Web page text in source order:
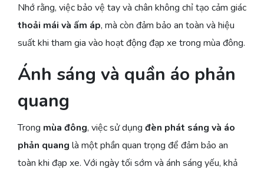
Nhớ rằng, việc bảo vệ tay và chân không chỉ tạo cảm giác
thoải mái và ấm áp, mà còn đảm bảo an toàn và hiệu
suất khi tham gia vào hoạt động đạp xe trong mùa đông.
Ánh sáng và quần áo phản
quang
Trong mùa đông, việc sử dụng đèn phát sáng và áo
phản quang là một phần quan trọng để đảm bảo an
toàn khi đạp xe. Với ngày tối sớm và ánh sáng yếu, khả